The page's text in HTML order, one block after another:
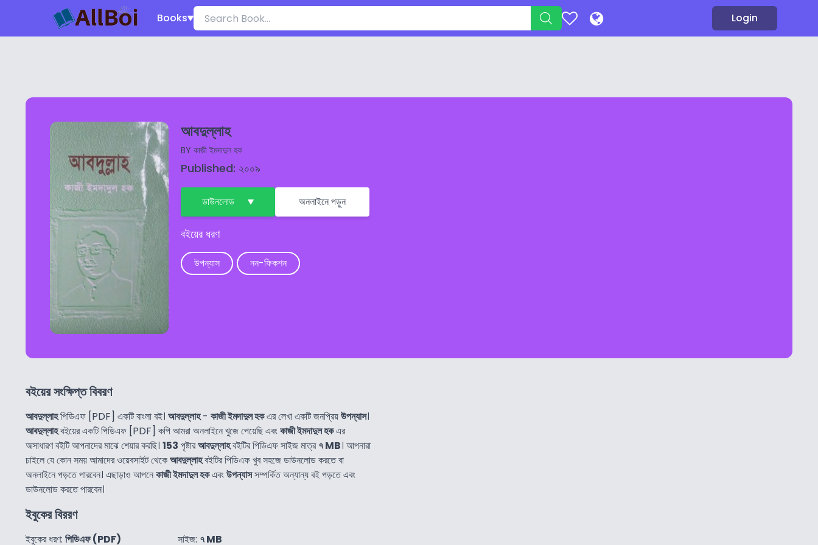
Books Login
আবদুল্লাহ
BY কাজী ইমদাদুল হক
Published: ২০০৯
ডাউনলোড অনলাইনে পড়ুন
বইয়ের ধরণ
উপন্যাস নন-ফিকশন
বইয়ের সংক্ষিপ্ত বিবরণ
আবদুল্লাহপিডিএফ [PDF] একটি বাংলা বই। আবদুল্লাহ- কাজী ইমদাদুল হকএর লেখা একটি জনপ্রিয়উপন্যাস।
আবদুল্লাহবইয়ের একটি পিডিএফ [PDF] কপি আমরা অনলাইনে খুজে পেয়েছি এবংকাজী ইমদাদুল হকএর
অসাধারণ বইটি আপনাদের মাঝে শেয়ার করছি। 153 পৃষ্টারআবদুল্লাহবইটির পিডিএফ সাইজ মাত্র৭ MB। আপনারা
চাইলে যে কোন সময় আমাদের ওয়েবসাইট থেকেআবদুল্লাহবইটির পিডিএফ খুব সহজে ডাউনলোড করতে বা
অনলাইনে পড়তে পারবেন। এছাড়াও আপনেকাজী ইমদাদুল হকএবংউপন্যাসসম্পর্কিত অন্যান্য বই পড়তে এবং
ডাউনলোড করতে পারবেন।
ইবুকের বিররণ
ইবুকের ধরণ: পিডিএফ (PDF)
সাইজ: ৭ MB